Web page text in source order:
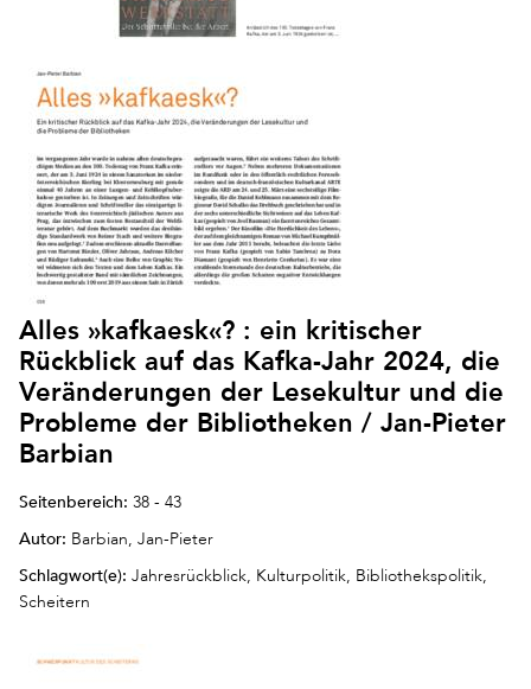
Alles »kafkaesk«? : ein kritischer
Rückblick auf das Kafka-Jahr 2024, die
Veränderungen der Lesekultur und die
Probleme der Bibliotheken / Jan-Pieter
Barbian
Seitenbereich: 38 - 43
Autor: Barbian, Jan-Pieter
Schlagwort(e): Jahresrückblick, Kulturpolitik, Bibliothekspolitik,
Scheitern